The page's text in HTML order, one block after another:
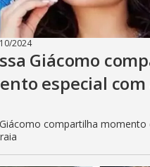
2024
Giácomo
especial
compartilha momento